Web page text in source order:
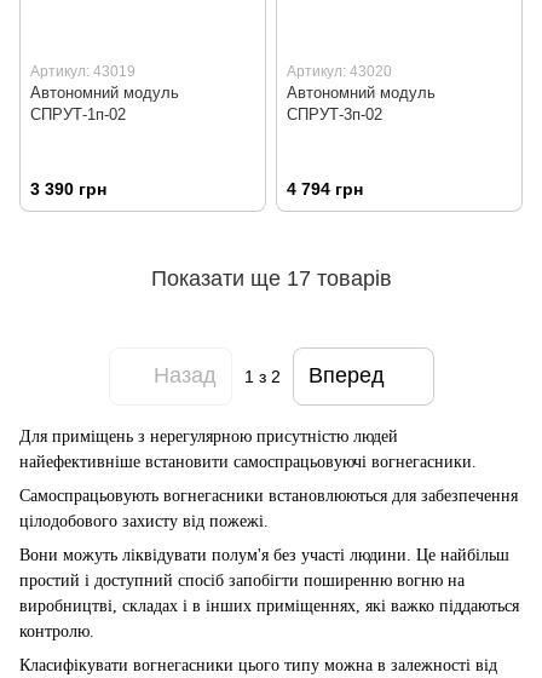
Артикул: 43019
Автономний модуль
СПРУТ-1п-02
3 390 грн
Артикул: 43020
Автономний модуль
СПРУТ-3п-02
4 794 грн
Показати ще 17 товарів
Назад 1 з 2 Вперед
Для приміщень з нерегулярною присутністю людей
найефективніше встановити самоспрацьовуючі вогнегасники.
Самоспрацьовують вогнегасники встановлюються для забезпечення
цілодобового захисту від пожежі.
Вони можуть ліквідувати полум'я без участі людини. Це найбільш
простий і доступний спосіб запобігти поширенню вогню на
виробництві, складах і в інших приміщеннях, які важко піддаються
контролю.
Класифікувати вогнегасники цього типу можна в залежності від